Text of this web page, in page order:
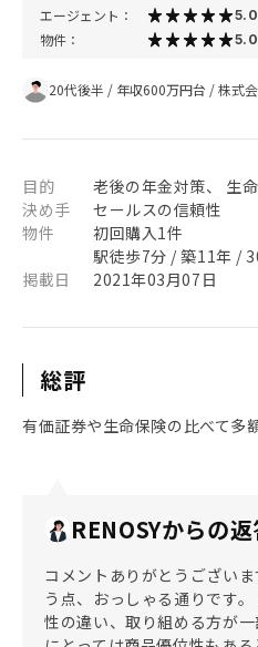
エージェント： 5.0
物件： 5.0
20代後半 / 年収600万円台 /株式
目的
老後の年金対策、 生
決め手
セールスの信頼性
物件
初回購入1件
駅徒歩7分 / 築11年 /
掲載日
2021年03月07日
総評
有価証券や生命保険の比べて多
RENOSYからの
コメントありがとうござい
う点、おっしゃる通りです
性の違い、取り組める方が